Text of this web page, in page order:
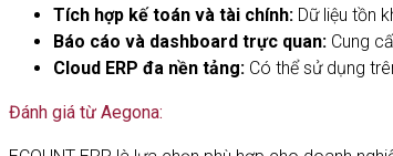
Tích hợp kế toán và tài chính: Dữ liệu tồn
Báo cáo và dashboard trực quan: Cung
Cloud ERP đa nền tảng: Có thể sử dụng
Đánh giá từ Aegona: